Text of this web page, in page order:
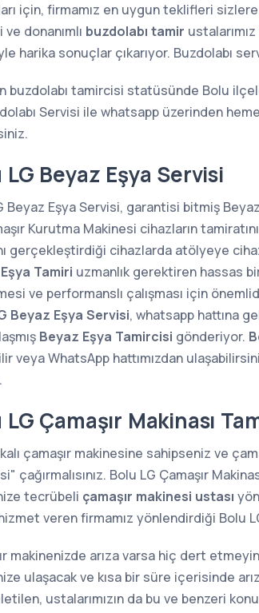
için, firmamız en uygun teklifleri
donanımlı buzdolabı tamir
harika sonuçlar çıkarıyor. Buzdolabı
buzdolabı tamircisi statüsünde Bolu
Servisi ile whatsapp üzerinden
LG Beyaz Eşya Servisi
Beyaz Eşya Servisi, garantisi bitmiş
Kurutma Makinesi cihazların
gerçekleştirdiği cihazlarda atölyeye
Tamiri uzmanlık gerektiren hassas
ve performanslı çalışması için
Beyaz Eşya Servisi, whatsapp hattına
Beyaz Eşya Tamircisi gönderiyor.
veya WhatsApp hattımızdan
LG Çamaşır Makinası
çamaşır makinesine sahipseniz ve
çağırmalısınız. Bolu LG Çamaşır
tecrübeli çamaşır makinesi ustası
veren firmamız yönlendirdiği Bolu
makinenizde arıza varsa hiç dert
ulaşacak ve kısa bir süre içerisinde
ustalarımızın da bu ve benzeri